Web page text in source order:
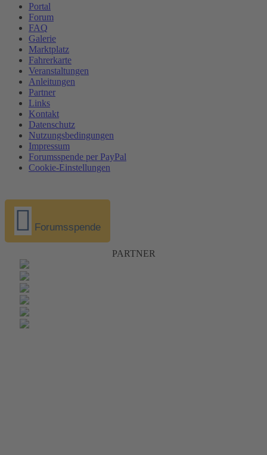
Portal
Forum
FAQ
Galerie
Marktplatz
Fahrerkarte
Veranstaltungen
Anleitungen
Partner
Links
Kontakt
Datenschutz
Nutzungsbedingungen
Impressum
Forumsspende per PayPal
Cookie-Einstellungen
Forumsspende
PARTNER